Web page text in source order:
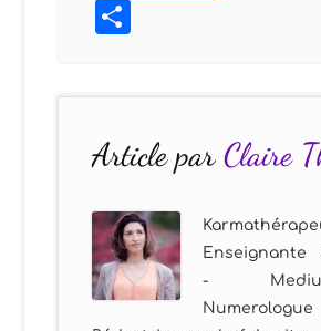
Article parClaire
Enseignante
-
Numerologue